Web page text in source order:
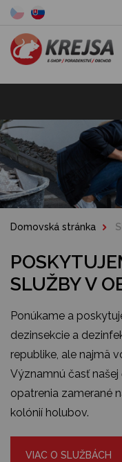
Domovská stránka
SLUŽBY V
Ponúkame a
dezinsekcie a
republike, ale najmä
Významnú časť
opatrenia zamerané
kolónií holubov.
VIAC O SLUŽBÁCH